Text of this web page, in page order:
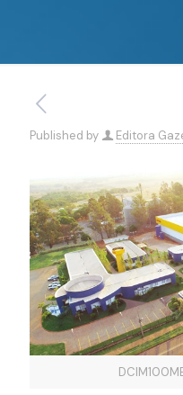
Published by Editora